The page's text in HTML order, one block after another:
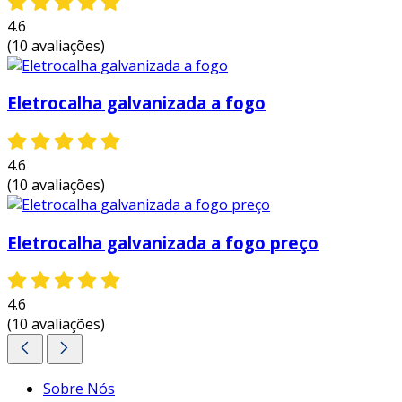
calor e previne o superaquecimento dos
facilidade de instalação:seu formato e
leveza possibilitam uma instalação rápida
e simplificada, reduzindo o tempo e os
versatilidade:
atendendo tanto a projetos industriais
quanto residenciais.
durabilidade:fabricada em materiais de
alta resistência, a eletrocalha perfurada
tipo c garante uma longa vida útil,
frequentes.
essas vantagens fazem da eletrocalha
perfurada tipo c uma escolha inteligente para
4.6
(10 avaliações)
Eletrocalha galvanizada a fogo
4.6
(10 avaliações)
Eletrocalha galvanizada a fogo preço
4.6
(10 avaliações)
Sobre Nós